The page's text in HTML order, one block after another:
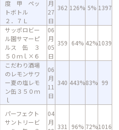
度 甲 ペッ
トボトル
２．７Ｌ
月
27
日
362 126% 5% 1397
サッポロビー
ル園サマーピ
ルス 缶 ３
５０ｍｌ×６
06
月
05
日
359 64% 42%1039
こだわり酒場
のレモンサワ
ー夏の塩レモ
ン缶３５０ｍ
ｌ
06
月
11
日
340 443%83% 99
パーフェクト
サントリービ
04
月
331 96% 72%1016